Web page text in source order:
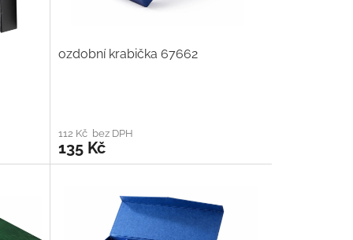
ozdobní krabička 67662
112 Kč bez DPH
135 Kč